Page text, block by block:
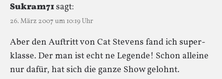
Sukram71sagt:
26. März 2007 um 10:19 Uhr
Aber den Auftritt von Cat Stevens fand ich super-
klasse. Der man ist echt ne Legende! Schon alleine
nur dafür, hat sich die ganze Show gelohnt.